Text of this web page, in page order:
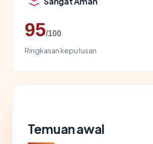
95/100
Ringkasan keputusan
Temuan awal